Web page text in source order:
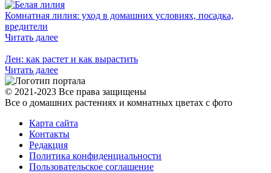
Комнатная лилия: уход в домашних условиях, посадка,
вредители
Читать далее
Лен: как растет и как вырастить
Читать далее
© 2021-2023 Все права защищены
Все о домашних растениях и комнатных цветах с фото
Карта сайта
Контакты
Редакция
Политика конфиденциальности
Пользовательское соглашение